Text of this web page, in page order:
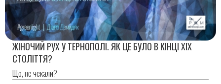
ЖІНОЧИЙ РУХ У ТЕРНОПОЛІ. ЯК ЦЕ БУЛО В КІНЦІ ХІХ
СТОЛІТТЯ?
Що, не чекали?